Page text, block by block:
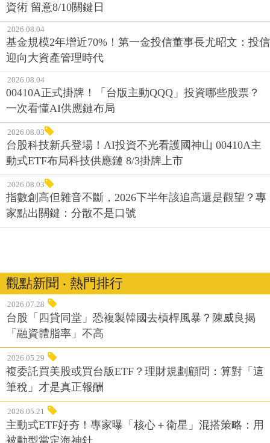
資術 留意8/10關鍵日
2026.08.04
基金規模2年增近70%！第一金投信董事長尤昭文：投信
迎向大資產管理時代
2026.08.04
00410A正式掛牌！「台版主動QQQ」投資哪些股票？
一次看懂AI供應鏈布局
2026.08.03
台股科技新兵登場！AI投資不光看護國神山 00410A主
動式ETF布局科技供應鏈 8/3掛牌上市
2026.08.03
指數創高但雜音不斷，2026下半年該追高還是觀望？專
家點出關鍵：分散不是口號
觀點新聞 ‧ 熱門排行
2026.07.28
台股「四貸同堂」恐複製韓國去槓桿風暴？陳威良揭
「融資體脂率」不高
2026.05.29
複委託買美股或買台版ETF？理財規劃顧問：算對「這
筆稅」才是真正報酬
2026.05.21
主動式ETF好夯！專家曝「核心＋衛星」混搭策略：用
被動型當定海神針